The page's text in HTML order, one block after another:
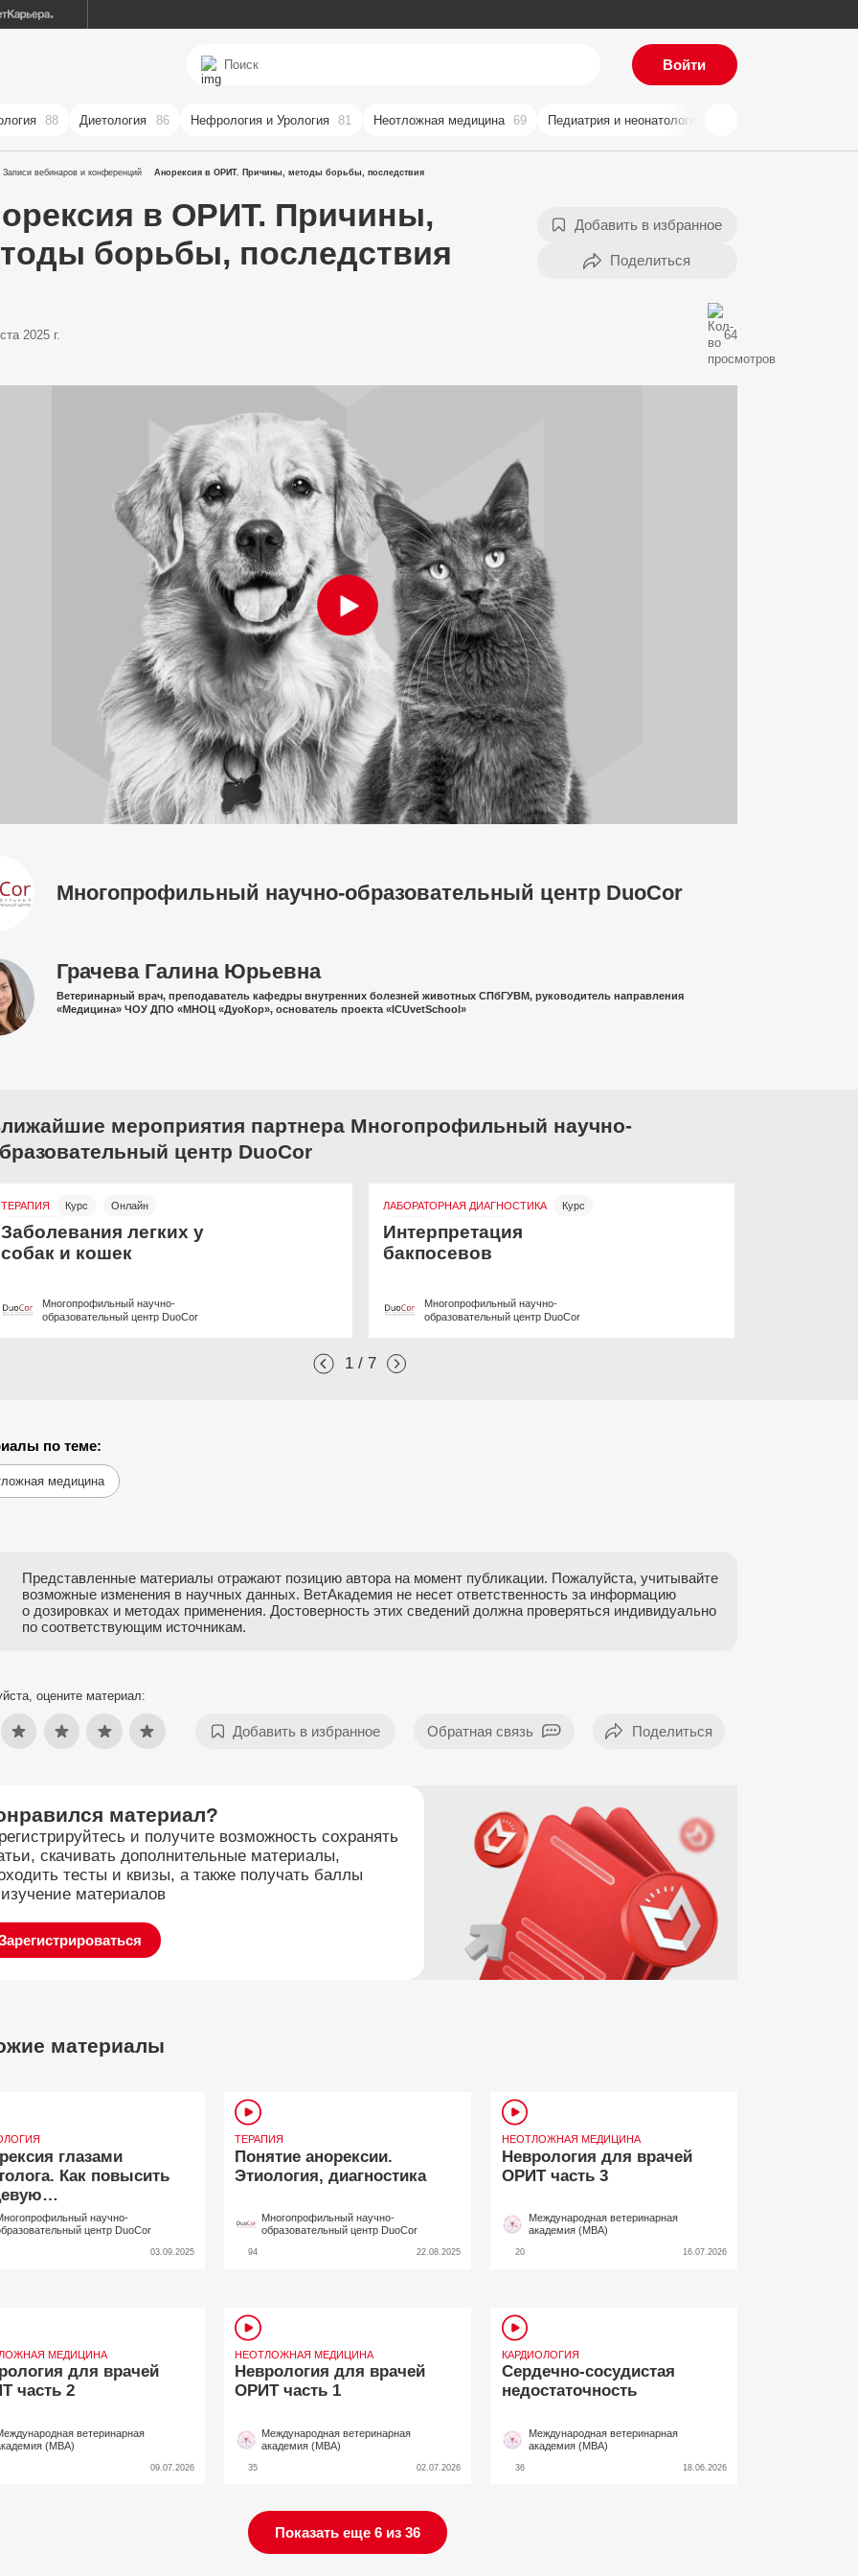
Войти
88 Диетология 86 Нефрология и Урология 81 Неотложная медицина 69 Педиатрия и неонатология
Записи вебинаров и конференций Анорексия в ОРИТ. Причины, методы борьбы, последствия
в ОРИТ. Причины,
борьбы, последствия
Добавить в избранное
2025 г. 64
Многопрофильный научно-образовательный центр DuoCor
Грачева Галина Юрьевна
Ветеринарный врач, преподаватель кафедры внутренних болезней животных СПбГУВМ, руководитель направления
«Медицина» ЧОУ ДПО «МНОЦ «ДуоКор», основатель проекта «ICUvetSchool»
мероприятия партнера Многопрофильный научно-
центр DuoCor
ТЕРАПИЯ Курс
Онлайн
Бесплатно
Заболевания легких у
собак и кошек
Многопрофильный научно-
образовательный центр DuoCor
ЛАБОРАТОРНАЯ ДИАГНОСТИКА
Курс
Онлайн
Бесплатно
Интерпретация
бакпосевов
Многопрофильный научно-
образовательный центр DuoCor
1 / 7
по теме:
медицина
Представленные материалы отражают позицию автора на момент публикации. Пожалуйста, учитывайте
возможные изменения в научных данных. ВетАкадемия не несет ответственность за информацию
о дозировках и методах применения. Достоверность этих сведений должна проверяться индивидуально
по соответствующим источникам.
оцените материал:
Добавить в избранное Обратная связь
материал?
и получите возможность сохранять
скачивать дополнительные материалы,
тесты и квизы, а также получать баллы
материалов
материалы
глазами
Как повысить
научно-
центр DuoCor
03.09.2025
ТЕРАПИЯ
Понятие анорексии.
Этиология, диагностика
Многопрофильный научно-
образовательный центр DuoCor
94 22.08.2025
НЕОТЛОЖНАЯ МЕДИЦИНА
Неврология для врачей
ОРИТ часть 3
Международная ветеринарная
академия (МВА)
20 16.07.2026
МЕДИЦИНА
для врачей
часть 2
ветеринарная
(МВА)
09.07.2026
НЕОТЛОЖНАЯ МЕДИЦИНА
Неврология для врачей
ОРИТ часть 1
Международная ветеринарная
академия (МВА)
35 02.07.2026
КАРДИОЛОГИЯ
Сердечно-сосудистая
недостаточность
Международная ветеринарная
академия (МВА)
36 18.06.2026
Показать еще 6 из 36